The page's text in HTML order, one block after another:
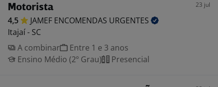
Motorista 23 jul
4,5 JAMEF ENCOMENDAS URGENTES
Itajaí - SC
A combinar
Entre 1 e 3 anos
Ensino Médio (2º Grau)
Presencial